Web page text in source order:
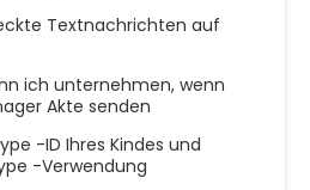
Textnachrichten auf
ich unternehmen, wenn
Akte senden
-ID Ihres Kindes und
-Verwendung